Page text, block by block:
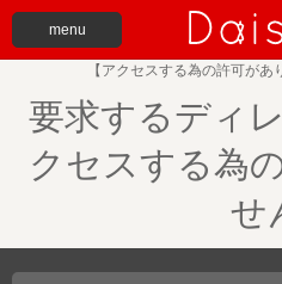
menu
【アクセスする為の許可が
要求するディ
クセスする為
せ